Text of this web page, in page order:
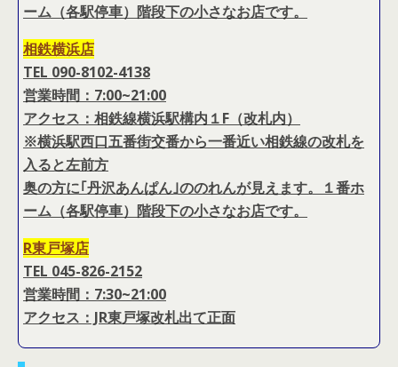
ーム（各駅停車）階段下の小さなお店です。
相鉄横浜店
TEL 090-8102-4138
営業時間：7:00~21:00
アクセス：相鉄線横浜駅構内１F（改札内）
※横浜駅西口五番街交番から一番近い相鉄線の改札を
入ると左前方
奥の方に｢丹沢あんぱん｣ののれんが見えます。１番ホ
ーム（各駅停車）階段下の小さなお店です。
R東戸塚店
TEL 045-826-2152
営業時間：7:30~21:00
アクセス：JR東戸塚改札出て正面